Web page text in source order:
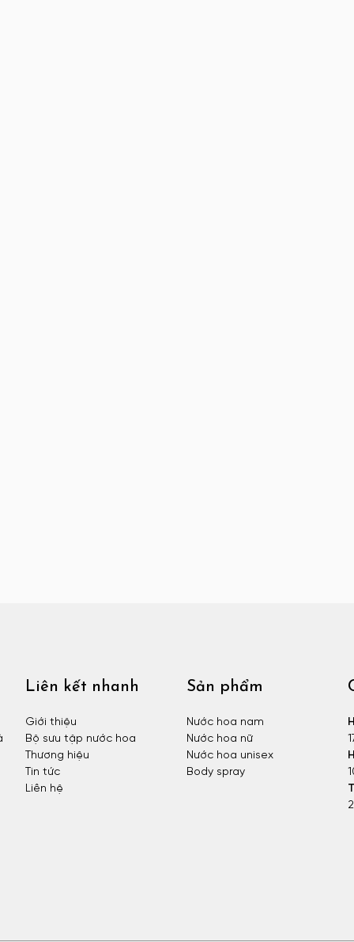
Liên kết nhanh
Giới thiệu
Bộ sưu tập nước hoa
Thương hiệu
Tin tức
Liên hệ
Sản phẩm
Nước hoa nam
Nước hoa nữ
Nước hoa unisex
Body spray